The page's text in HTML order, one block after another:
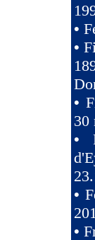
•
•
•
30
•
•
•